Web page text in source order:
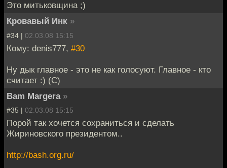
Это митьковщина ;)
Кровавый Инк »
#34 | 02.03.08 15:15
Кому: denis777, #30
Ну дык главное - это не как голосуют. Главное - кто
считает :) (С)
Bam Margera »
#35 | 02.03.08 15:15
Порой так хочется сохраниться и сделать
Жириновского президентом..
http://bash.org.ru/